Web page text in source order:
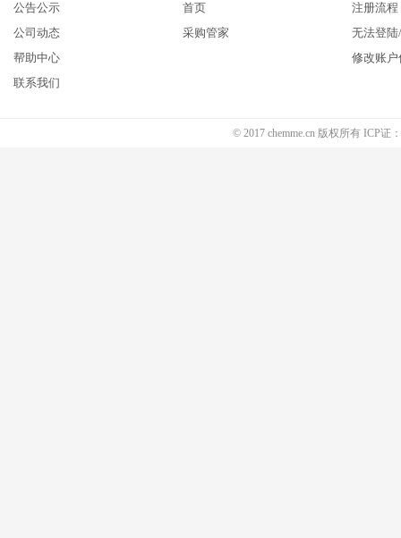
公告公示
公司动态
帮助中心
联系我们
首页
采购管家
注册流程
无法登
修改账户
© 2017 chemme.cn 版权所有 ICP证：